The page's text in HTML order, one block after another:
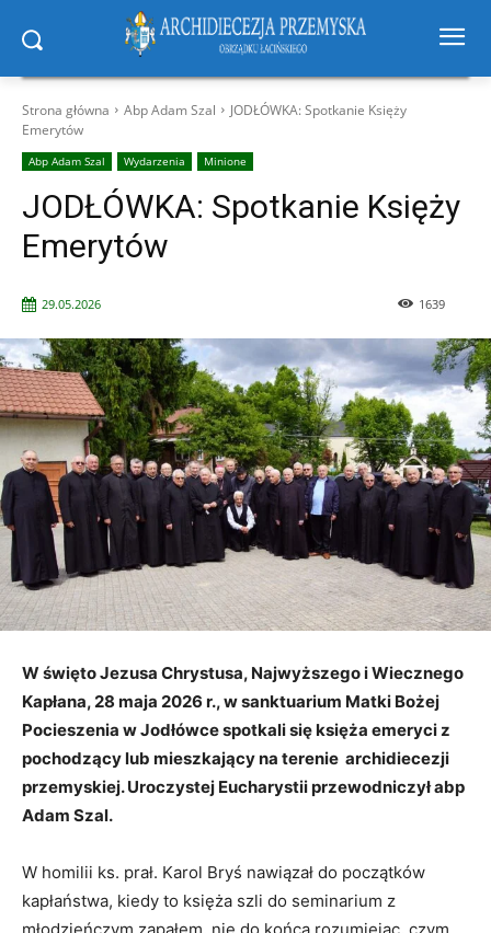
Strona główna Abp Adam Szal
JODŁÓWKA: Spotkanie Księży
Emerytów
Abp Adam Szal Wydarzenia Minione
JODŁÓWKA: Spotkanie Księży
Emerytów
29.05.2026 1639
W święto Jezusa Chrystusa, Najwyższego i Wiecznego
Kapłana, 28 maja 2026 r., w sanktuarium Matki Bożej
Pocieszenia w Jodłówce spotkali się księża emeryci z
pochodzący lub mieszkający na terenie archidiecezji
przemyskiej. Uroczystej Eucharystii przewodniczył abp
Adam Szal.
W homilii ks. prał. Karol Bryś nawiązał do początków
kapłaństwa, kiedy to księża szli do seminarium z
młodzieńczym zapałem, nie do końca rozumiejąc, czym